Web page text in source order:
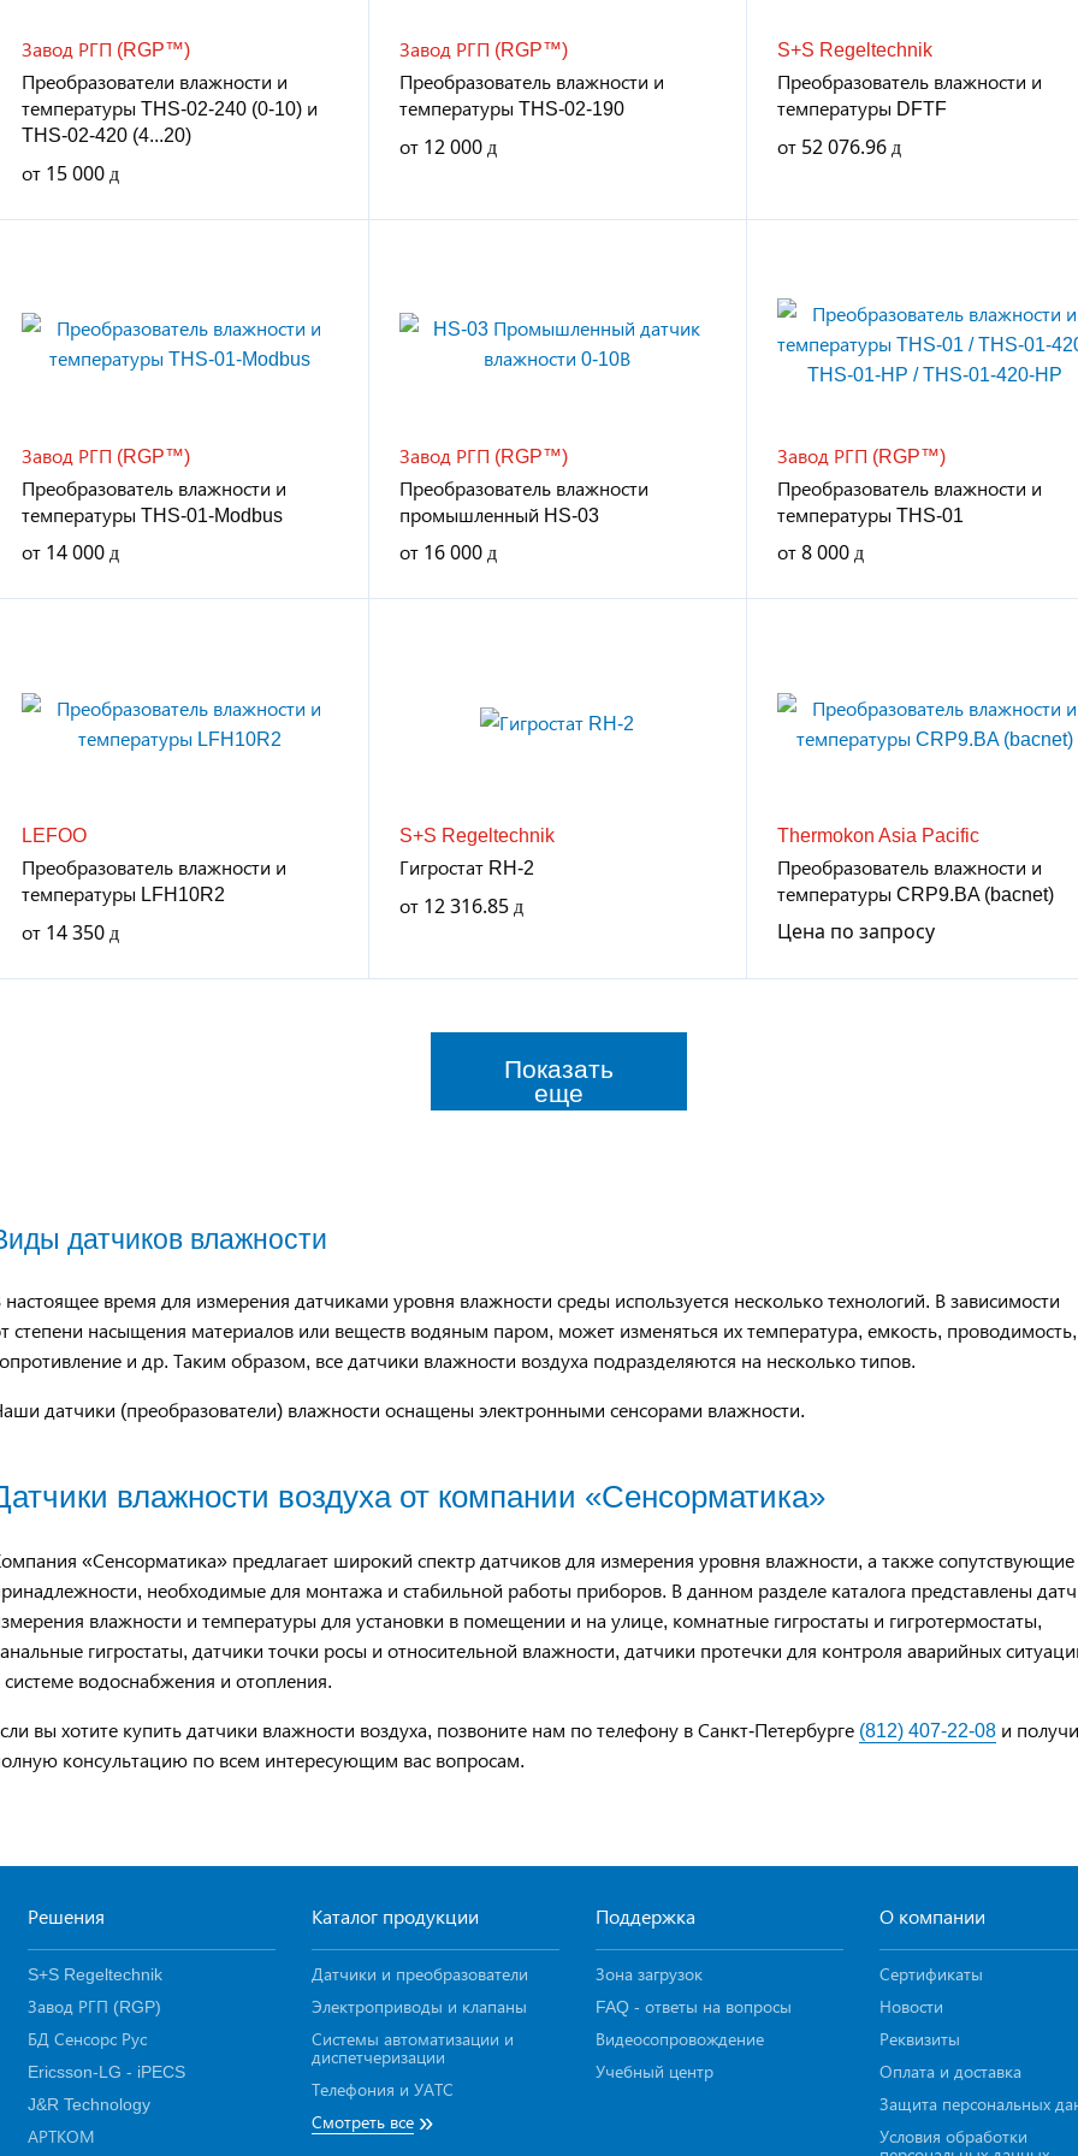
Завод РГП (RGP™)
Преобразователи влажности и
температуры THS-02-240 (0-10) и
THS-02-420 (4...20)
от 15 000
Завод РГП (RGP™)
Преобразователь влажности и
температуры THS-02-190
от 12 000
S+S Regeltechnik
Преобразователь влажности и
температуры DFTF
от 52 076.96
Завод РГП (RGP™)
Преобразователь влажности и
температуры THS-01-Modbus
от 14 000
Завод РГП (RGP™)
Преобразователь влажности
промышленный HS-03
от 16 000
Завод РГП (RGP™)
Преобразователь влажности и
температуры THS-01
от8 000
LEFOO
Преобразователь влажности и
температуры LFH10R2
от 14 350
S+S Regeltechnik
Гигростат RH-2
от 12 316.85
Thermokon Asia Pacific
Преобразователь влажности и
температуры CRP9.BA (bacnet)
Цена по запросу
Показать
еще
датчиков влажности
настоящее время для измерения датчиками уровня влажности среды используется несколько технологий. В зависимости
степени насыщения материалов или веществ водяным паром, может изменяться их температура, емкость, проводимость,
и др. Таким образом, все датчики влажности воздуха подразделяются на несколько типов.
датчики (преобразователи) влажности оснащены электронными сенсорами влажности.
влажности воздуха от компании «Сенсорматика»
«Сенсорматика» предлагает широкий спектр датчиков для измерения уровня влажности, а также сопутствующие
необходимые для монтажа и стабильной работы приборов. В данном разделе каталога представлены
влажности и температуры для установки в помещении и на улице, комнатные гигростаты и гигротермостаты,
гигростаты, датчики точки росы и относительной влажности, датчики протечки для контроля аварийных
системе водоснабжения и отопления.
вы хотите купить датчики влажности воздуха, позвоните нам по телефону в Санкт-Петербурге (812) 407-22-08 и
консультацию по всем интересующим вас вопросам.
Решения
S+S Regeltechnik
Завод РГП (RGP)
БД Сенсорс Рус
Ericsson-LG - iPECS
J&R Technology
АРТКОМ
Каталог продукции
Датчики и преобразователи
Электроприводы и клапаны
Системы автоматизации и
диспетчеризации
Телефония и УАТС
Смотреть все »
Поддержка
Зона загрузок
FAQ - ответы на вопросы
Видеосопровождение
Учебный центр
О компании
Сертификаты
Новости
Реквизиты
Оплата и доставка
Защита персональных
Условия обработки